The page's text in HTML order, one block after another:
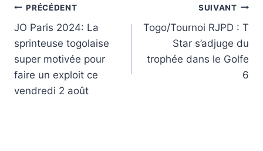
Navigation
de
l’article
PRÉCÉDENT
JO Paris 2024: La
sprinteuse togolaise
super motivée pour
faire un exploit ce
vendredi 2 août
SUIVANT
Togo/Tournoi RJPD : T
Star s’adjuge du
trophée dans le Golfe
6